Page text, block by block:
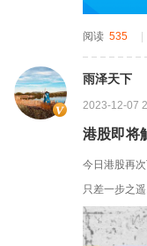
阅读 535 |
雨泽天下
2023-12-07
港股即将
今日港股再
只差一步之
港股的反弹
生指数再次